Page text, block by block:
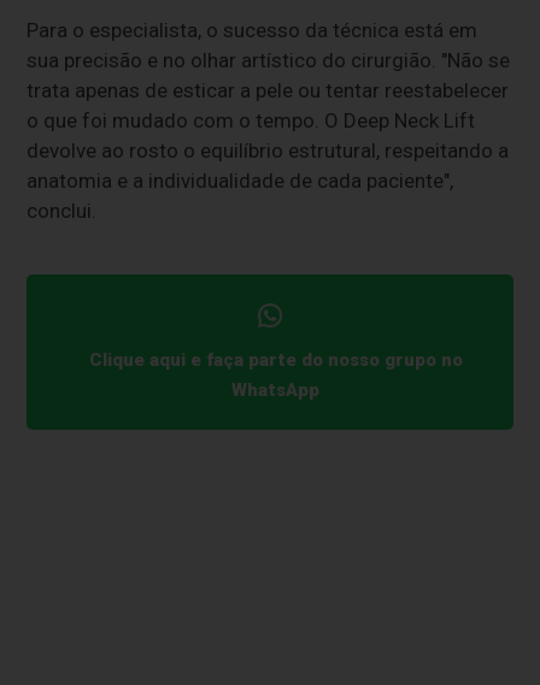
Para o especialista, o sucesso da técnica está em
sua precisão e no olhar artístico do cirurgião. "Não se
trata apenas de esticar a pele ou tentar reestabelecer
o que foi mudado com o tempo. O Deep Neck Lift
devolve ao rosto o equilíbrio estrutural, respeitando a
anatomia e a individualidade de cada paciente",
conclui.
Clique aqui e faça parte do nosso grupo no
WhatsApp